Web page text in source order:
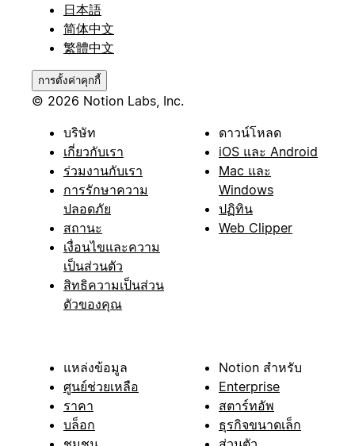
日本語
简体中文
繁體中文
การตั้งค่าคุกกี้
© 2026 Notion Labs, Inc.
บริษัท
เกี่ยวกับเรา
ร่วมงานกับเรา
การรักษาความ
ปลอดภัย
สถานะ
เงื่อนไขและความ
เป็นส่วนตัว
สิทธิความเป็นส่วน
ตัวของคุณ
ดาวน์โหลด
iOS และ Android
Mac และ
Windows
ปฏิทิน
Web Clipper
แหล่งข้อมูล
ศูนย์ช่วยเหลือ
ราคา
บล็อก
Notion สำหรับ
Enterprise
สตาร์ทอัพ
ธุรกิจขนาดเล็ก